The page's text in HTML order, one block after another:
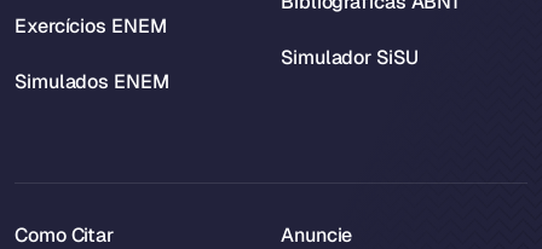
Exercícios ENEM
Simulados ENEM
Simulador SiSU
Como Citar Anuncie